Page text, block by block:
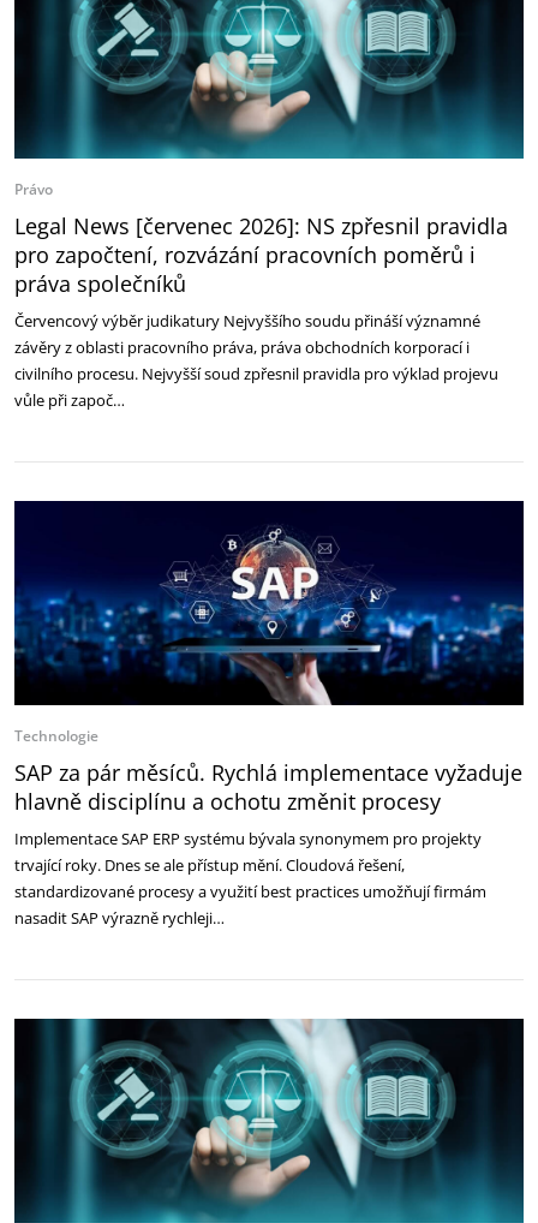
Právo
Legal News [červenec 2026]: NS zpřesnil pravidla
pro započtení, rozvázání pracovních poměrů i
práva společníků
Červencový výběr judikatury Nejvyššího soudu přináší významné
závěry z oblasti pracovního práva, práva obchodních korporací i
civilního procesu. Nejvyšší soud zpřesnil pravidla pro výklad projevu
vůle při započ…
Technologie
SAP za pár měsíců. Rychlá implementace vyžaduje
hlavně disciplínu a ochotu změnit procesy
Implementace SAP ERP systému bývala synonymem pro projekty
trvající roky. Dnes se ale přístup mění. Cloudová řešení,
standardizované procesy a využití best practices umožňují firmám
nasadit SAP výrazně rychleji…